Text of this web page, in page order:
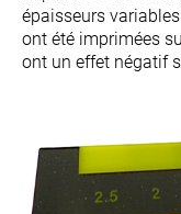
épaisseurs
ont été imprimées
ont un effet négatif